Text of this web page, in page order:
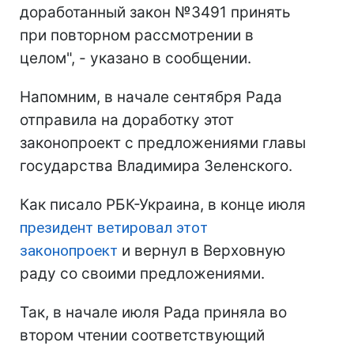
доработанный закон №3491 принять
при повторном рассмотрении в
целом", - указано в сообщении.
Напомним, в начале сентября Рада
отправила на доработку этот
законопроект с предложениями главы
государства Владимира Зеленского.
Как писало РБК-Украина, в конце июля
президент ветировал этот
законопроект и вернул в Верховную
раду со своими предложениями.
Так, в начале июля Рада приняла во
втором чтении соответствующий